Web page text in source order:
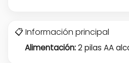
📋 Información principal
Alimentación:2 pilas AA